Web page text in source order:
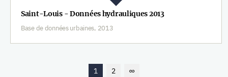
Saint-Louis - Données hydrauliques 2013
Base de données urbaines, 2013
1 2 ∞